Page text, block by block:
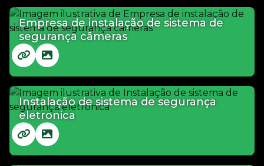
Empresa de instalação de sistema de
segurança câmeras
Instalação de sistema de segurança
eletronica